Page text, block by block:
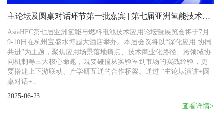
主论坛及圆桌对话环节第一批嘉宾 | 第七届亚洲氢能技术应
AsiaHFC第七届亚洲氢能与燃料电池技术应用论坛暨展览会将于7月
9-10日在杭州宝盛水博园大酒店举办。本届会议将以“深化应用 协同
共进”为主题，聚焦应用场景落地痛点、技术商业化路径、跨领域协
同机制等三大核心命题，既要碰撞从实验室到市场的实战经验，更
要搭建上下游联动、产学研互通的合作桥梁。通过 “主论坛演讲+圆
桌对话+...
2025-06-23
查看详情>